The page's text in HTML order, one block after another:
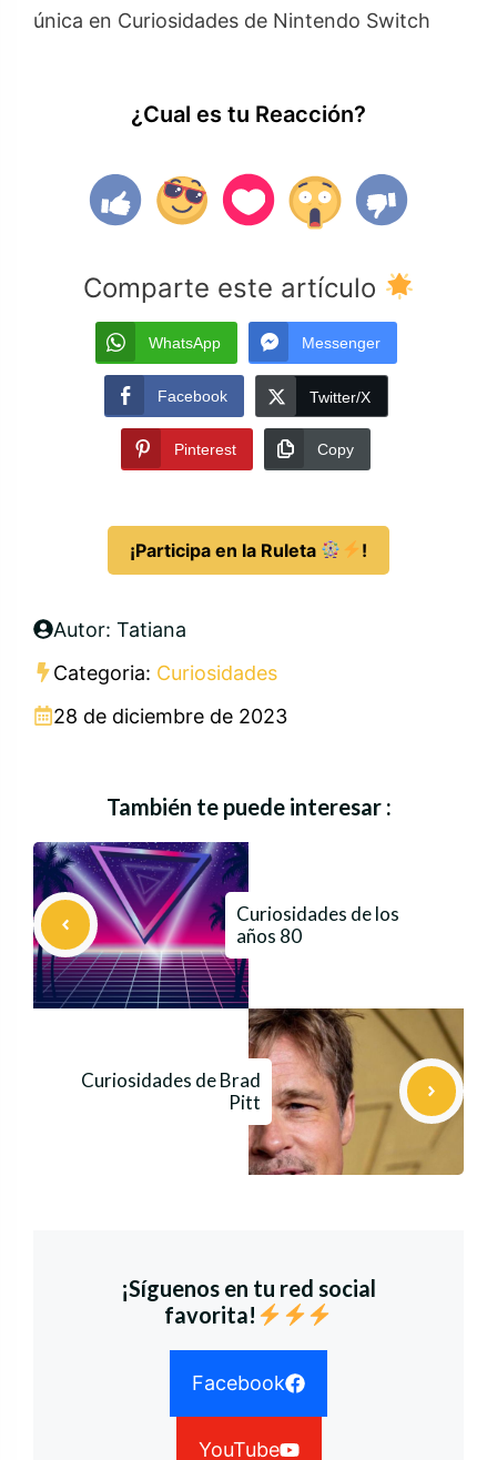
única en Curiosidades de Nintendo Switch
¿Cual es tu Reacción?
Comparte este artículo
WhatsApp Messenger
Facebook Twitter/X
Pinterest Copy
¡Participa en la Ruleta !
Autor: Tatiana
Categoria: Curiosidades
28 de diciembre de 2023
También te puede interesar :
Curiosidades de los
años 80
Curiosidades de Brad
Pitt
¡Síguenos en tu red social
favorita!
Facebook
YouTube